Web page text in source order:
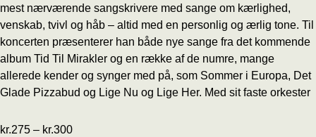
mest nærværende sangskrivere med sange om kærlighed,
venskab, tvivl og håb – altid med en personlig og ærlig tone. Til
koncerten præsenterer han både nye sange fra det kommende
album Tid Til Mirakler og en række af de numre, mange
allerede kender og synger med på, som Sommer i Europa, Det
Glade Pizzabud og Lige Nu og Lige Her. Med sit faste orkester
kr.275 – kr.300